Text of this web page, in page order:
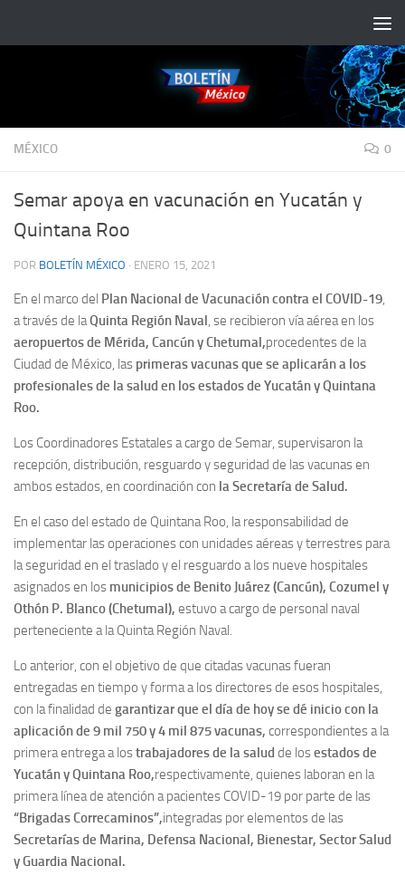
MÉXICO 0
Semar apoya en vacunación en Yucatán y
Quintana Roo
POR BOLETÍN MÉXICO · ENERO 15, 2021
En el marco del Plan Nacional de Vacunación contra el COVID-19,
a través de laQuinta Región Naval, se recibieron vía aérea en los
aeropuertos de Mérida, Cancún y Chetumal,procedentes de la
Ciudad de México, las primeras vacunas que se aplicarán a los
profesionales de la salud en los estados de Yucatán y Quintana
Roo.
Los Coordinadores Estatales a cargo de Semar, supervisaron la
recepción, distribución, resguardo y seguridad de las vacunas en
ambos estados, en coordinación con la Secretaría de Salud.
En el caso del estado de Quintana Roo, la responsabilidad de
implementar las operaciones con unidades aéreas y terrestres para
la seguridad en el traslado y el resguardo a los nueve hospitales
asignados en los municipios de Benito Juárez (Cancún), Cozumel y
Othón P. Blanco (Chetumal), estuvo a cargo de personal naval
perteneciente a la Quinta Región Naval.
Lo anterior, con el objetivo de que citadas vacunas fueran
entregadas en tiempo y forma a los directores de esos hospitales,
con la finalidad de garantizar que el día de hoy se dé inicio con la
aplicación de 9 mil 750 y 4 mil 875 vacunas, correspondientes a la
primera entrega a lostrabajadores de la salud de losestados de
Yucatán y Quintana Roo,respectivamente, quienes laboran en la
primera línea de atención a pacientes COVID-19 por parte de las
“Brigadas Correcaminos”,integradas por elementos de las
Secretarías de Marina, Defensa Nacional, Bienestar, Sector Salud
y Guardia Nacional.